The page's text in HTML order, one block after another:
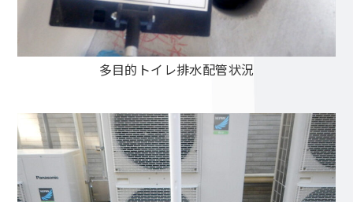
多目的トイレ排水配管状況